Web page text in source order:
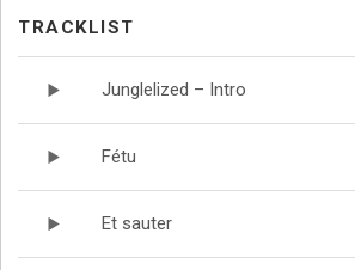
AMAZON
TRACKLIST
Junglelized – Intro
Fétu
Et sauter